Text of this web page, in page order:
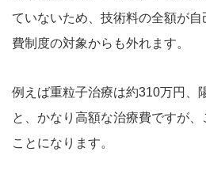
ていないため、技術料の全額が
費制度の対象からも外れます。
例えば重粒子治療は約310万円、
と、かなり高額な治療費ですが
ことになります。